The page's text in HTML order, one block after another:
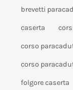
brevetti
caserta
corso
corso
folgore caserta